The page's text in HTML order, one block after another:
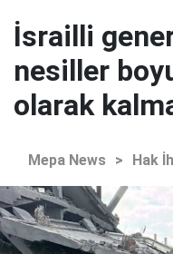
İsrailli
nesiller
olarak
Mepa News > Hak